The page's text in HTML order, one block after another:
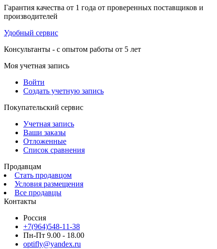
Гарантия качества от 1 года от проверенных поставщиков и
производителей
Удобный сервис
Консультанты - с опытом работы от 5 лет
Моя учетная запись
Войти
Создать учетную запись
Покупательский сервис
Учетная запись
Ваши заказы
Отложенные
Список сравнения
Продавцам
Стать продавцом
Условия размещения
Все продавцы
Контакты
Россия
+7(964)548-11-38
Пн-Пт 9.00 - 18.00
optifly@yandex.ru